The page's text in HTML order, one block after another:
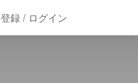
登録 / ログイン